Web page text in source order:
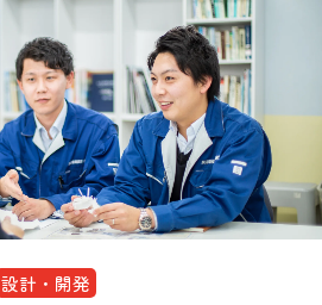
設計・開発